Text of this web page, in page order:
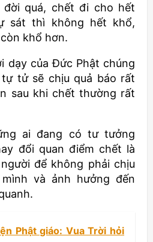
đời quá, chết đi cho hết
sát thì không hết khổ,
khổ hơn.
dạy của Đức Phật chúng
tử sẽ chịu quả báo rất
sau khi chết thường rất
ai đang có tư tưởng
đổi quan điểm chết là
để không phải chịu
và ảnh hưởng đến
Phật giáo: Vua Trời hỏi